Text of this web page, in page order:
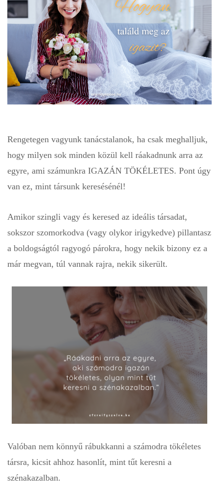
Rengetegen vagyunk tanácstalanok, ha csak meghalljuk,
hogy milyen sok minden közül kell ráakadnunk arra az
egyre, ami számunkra IGAZÁN TÖKÉLETES. Pont úgy
van ez, mint társunk keresésénél!
Amikor szingli vagy és keresed az ideális társadat,
sokszor szomorkodva (vagy olykor irigykedve) pillantasz
a boldogságtól ragyogó párokra, hogy nekik bizony ez a
már megvan, túl vannak rajra, nekik sikerült.
Valóban nem könnyű rábukkanni a számodra tökéletes
társra, kicsit ahhoz hasonlít, mint tűt keresni a
szénakazalban.